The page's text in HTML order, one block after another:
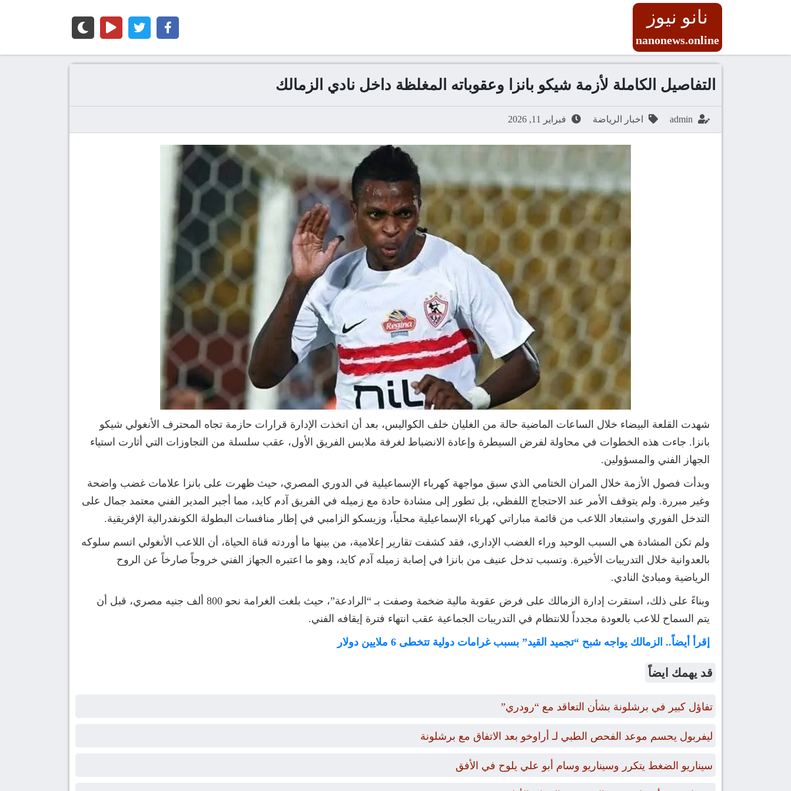
نانو نيوز
nanonews.online
التفاصيل الكاملة لأزمة شيكو بانزا وعقوباته المغلظة داخل نادي الزمالك
admin اخبار الرياضة فبراير 11, 2026
شهدت القلعة البيضاء خلال الساعات الماضية حالة من الغليان خلف الكواليس، بعد أن اتخذت الإدارة قرارات حازمة تجاه المحترف الأنغولي شيكو
بانزا. جاءت هذه الخطوات في محاولة لفرض السيطرة وإعادة الانضباط لغرفة ملابس الفريق الأول، عقب سلسلة من التجاوزات التي أثارت استياء
الجهاز الفني والمسؤولين.
وبدأت فصول الأزمة خلال المران الختامي الذي سبق مواجهة كهرباء الإسماعيلية في الدوري المصري، حيث ظهرت على بانزا علامات غضب واضحة
وغير مبررة. ولم يتوقف الأمر عند الاحتجاج اللفظي، بل تطور إلى مشادة حادة مع زميله في الفريق آدم كايد، مما أجبر المدير الفني معتمد جمال على
التدخل الفوري واستبعاد اللاعب من قائمة مباراتي كهرباء الإسماعيلية محلياً، وزيسكو الزامبي في إطار منافسات البطولة الكونفدرالية الإفريقية.
ولم تكن المشادة هي السبب الوحيد وراء الغضب الإداري، فقد كشفت تقارير إعلامية، من بينها ما أوردته قناة الحياة، أن اللاعب الأنغولي اتسم سلوكه
بالعدوانية خلال التدريبات الأخيرة. وتسبب تدخل عنيف من بانزا في إصابة زميله آدم كايد، وهو ما اعتبره الجهاز الفني خروجاً صارخاً عن الروح
الرياضية ومبادئ النادي.
وبناءً على ذلك، استقرت إدارة الزمالك على فرض عقوبة مالية ضخمة وصفت بـ “الرادعة”، حيث بلغت الغرامة نحو 800 ألف جنيه مصري، قبل أن
يتم السماح للاعب بالعودة مجدداً للانتظام في التدريبات الجماعية عقب انتهاء فترة إيقافه الفني.
إقرأ أيضاً.. الزمالك يواجه شبح “تجميد القيد” بسبب غرامات دولية تتخطى 6 ملايين دولار
قد يهمك ايضاً
تفاؤل كبير في برشلونة بشأن التعاقد مع “رودري”
ليفربول يحسم موعد الفحص الطبي لـ أراوخو بعد الاتفاق مع برشلونة
سيناريو الضغط يتكرر وسيناريو وسام أبو علي يلوح في الأفق